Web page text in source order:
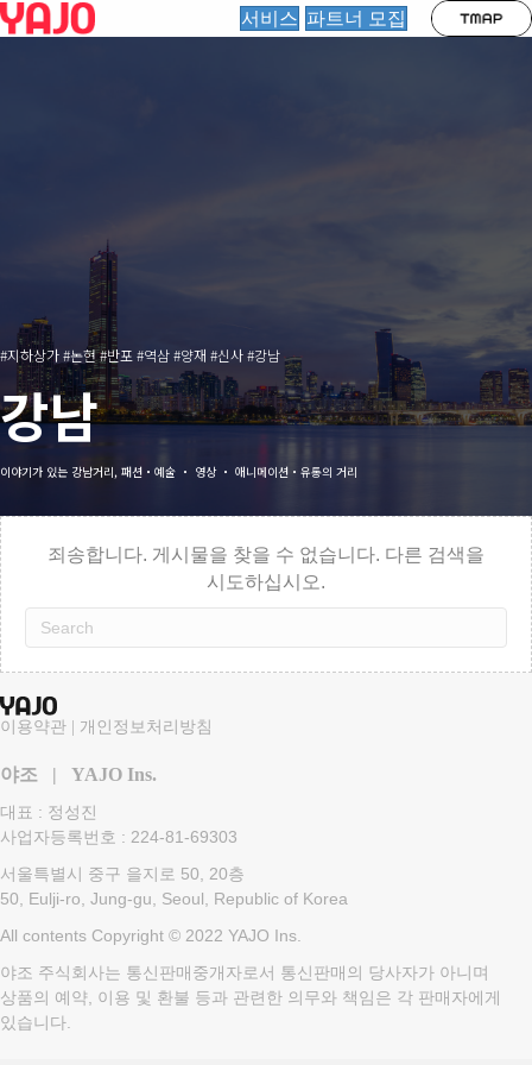
서비스 파트너 모집
#지하상가 #논현 #반포 #역삼 #양재 #신사 #강남
강남
이야기가 있는 강남거리, 패션・예술 ・ 영상 ・ 애니메이션・유통의 거리
죄송합니다. 게시물을 찾을 수 없습니다. 다른 검색을
시도하십시오.
이용약관 | 개인정보처리방침
야조 | YAJO Ins.
대표 : 정성진
사업자등록번호 : 224-81-69303
서울특별시 중구 을지로 50, 20층
50, Eulji-ro, Jung-gu, Seoul, Republic of Korea
All contents Copyright © 2022 YAJO Ins.
야조 주식회사는 통신판매중개자로서 통신판매의 당사자가 아니며
상품의 예약, 이용 및 환불 등과 관련한 의무와 책임은 각 판매자에게
있습니다.